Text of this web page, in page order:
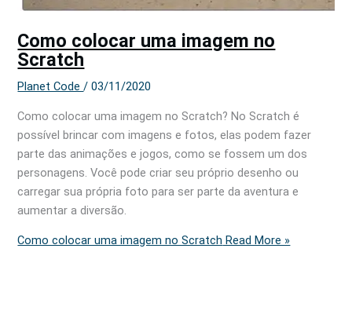
Como colocar uma imagem no
Scratch
Planet Code/03/11/2020
Como colocar uma imagem no Scratch? No Scratch é
possível brincar com imagens e fotos, elas podem fazer
parte das animações e jogos, como se fossem um dos
personagens. Você pode criar seu próprio desenho ou
carregar sua própria foto para ser parte da aventura e
aumentar a diversão.
Como colocar uma imagem no Scratch Read More »